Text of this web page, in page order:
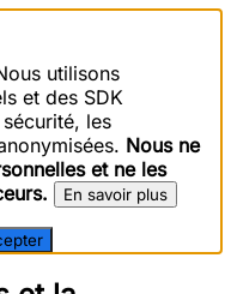
utilisons
et des SDK
les
Nous ne
et ne les
En savoir plus